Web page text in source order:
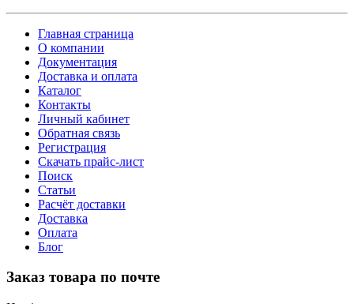
Главная страница
О компании
Документация
Доставка и оплата
Каталог
Контакты
Личный кабинет
Обратная связь
Регистрация
Скачать прайс-лист
Поиск
Статьи
Расчёт доставки
Доставка
Оплата
Блог
Заказ товара по почте